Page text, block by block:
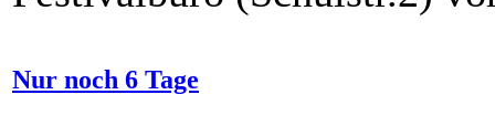
Nur noch 6 Tage